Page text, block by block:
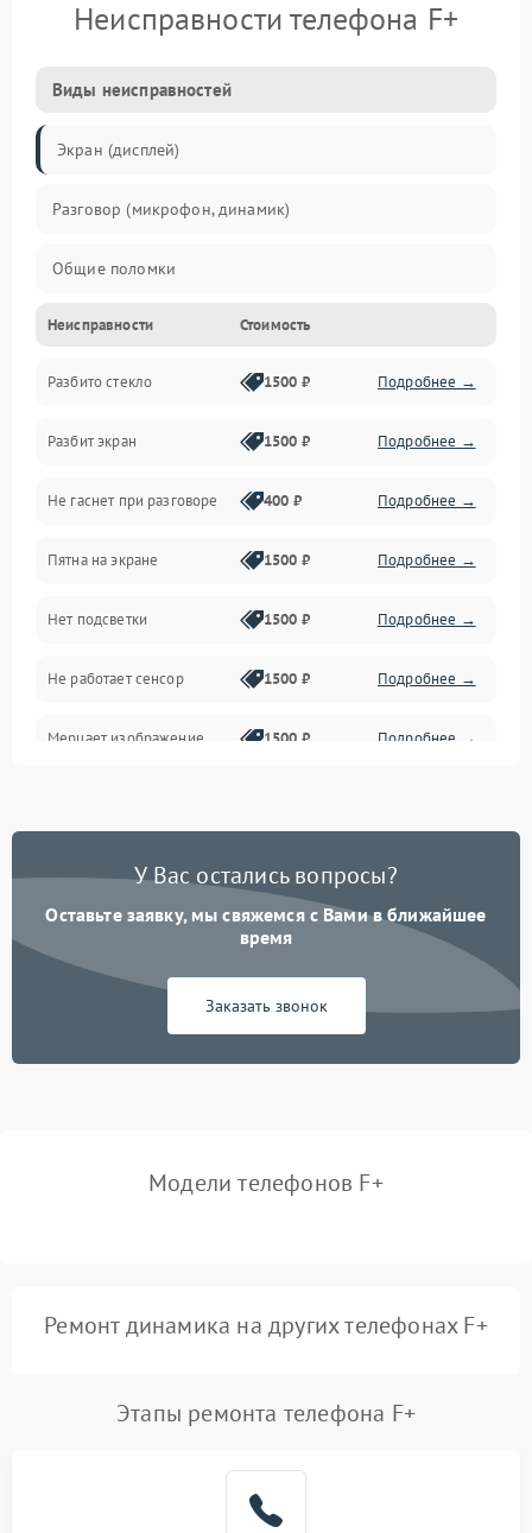
Неисправности телефона F+
Виды неисправностей
Экран (дисплей)
Разговор (микрофон, динамик)
Общие поломки
Проблемы связи
Камеры
Проблемы с дисплеем и сенсором
Зарядка
Проблемы с питанием, зарядкой и аккумулятором
Проблемы с работой системы, корпусом и другие
Неисправности Стоимость
Разбито стекло 1500 ₽ Подробнее →
Разбит экран 1500 ₽ Подробнее →
Не гаснет при разговоре 400 ₽ Подробнее →
Пятна на экране 1500 ₽ Подробнее →
Нет подсветки 1500 ₽ Подробнее →
Не работает сенсор 1500 ₽ Подробнее →
Мерцает изображение 1500 ₽ Подробнее →
У Вас остались вопросы?
Оставьте заявку, мы свяжемся с Вами в ближайшее
время
Заказать звонок
Модели телефонов F+
Ремонт динамика на других телефонах F+
Этапы ремонта телефона F+